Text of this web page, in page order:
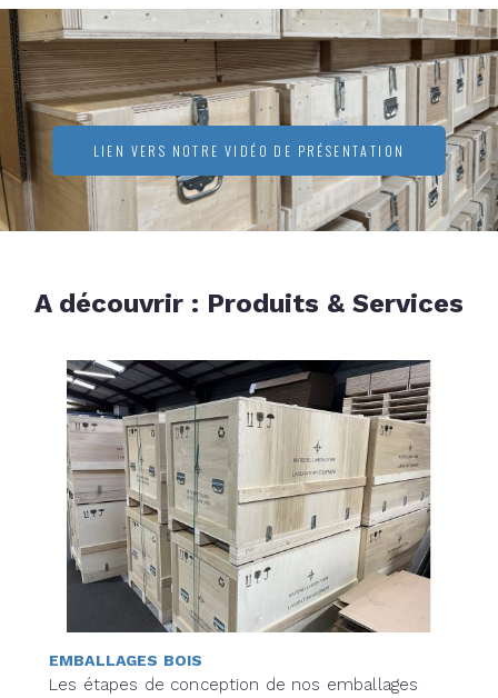
LIEN VERS NOTRE VIDÉO DE PRÉSENTATION
A découvrir : Produits & Services
EMBALLAGES BOIS
Les étapes de conception de nos emballages